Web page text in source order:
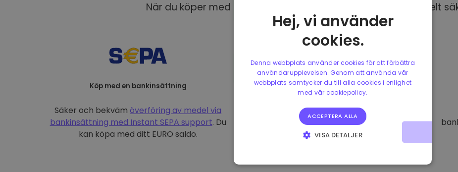
När du köper med EUR på Kriptomat har du tillgång till olika helt
Köp med en bankinsättning
Säker och bekvämöverföring av medel via
bankinsättning med Instant SEPA support. Du
kan köpa med ditt EURO saldo.
Hej, vi använder
cookies.
Denna webbplats använder cookies för att förbättra
användarupplevelsen. Genom att använda vår
webbplats samtycker du till alla cookies i enlighet
med vår cookiepolicy.
ACCEPTERA ALLA
VISA DETALJER